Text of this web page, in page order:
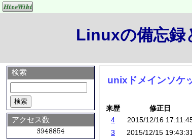
Linuxの備忘録
unixドメインソケ
来歴 修正日
4
2015/12/16
3
2015/12/15 19:43:31
検索
アクセス数